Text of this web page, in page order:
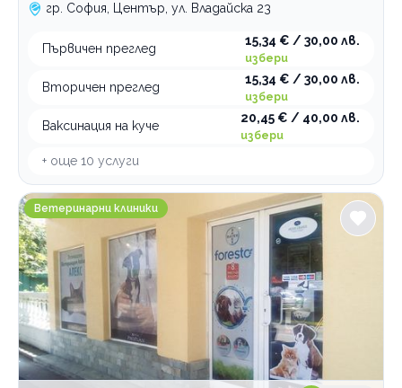
гр. София, Център, ул. Владайска 23
Първичен преглед
15,34 € / 30,00 лв.
избери
Вторичен преглед
15,34 € / 30,00 лв.
избери
Ваксинация на куче
20,45 € / 40,00 лв.
избери
+ още 10 услуги
Ветеринарен кабинет и зоомагазин Алекс
Ветеринарни клиники